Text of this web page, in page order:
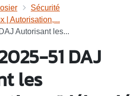
Sécurité
| Autorisation,...
Autorisant les...
51 DAJ
les